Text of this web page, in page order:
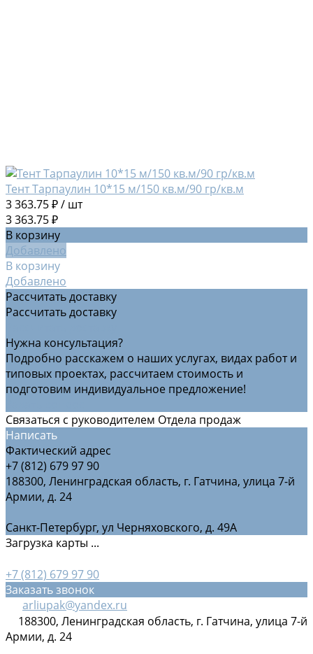
Тент Тарпаулин 10*15 м/150 кв.м/90 гр/кв.м
3 363.75 ₽/ шт
3 363.75 ₽
В корзину
Добавлено
В корзину
Добавлено
Рассчитать доставку
Рассчитать доставку
Нужна консультация?
Подробно расскажем о наших услугах, видах работ и
типовых проектах, рассчитаем стоимость и
подготовим индивидуальное предложение!
Связаться с руководителем Отдела продаж
Написать
Фактический адрес
+7 (812) 679 97 90
188300, Ленинградская область, г. Гатчина, улица 7-й
Армии, д. 24
Санкт-Петербург, ул Черняховского, д. 49А
Загрузка карты ...
+7 (812) 679 97 90
Заказать звонок
arliupak@yandex.ru
188300, Ленинградская область, г. Гатчина, улица 7-й
Армии, д. 24